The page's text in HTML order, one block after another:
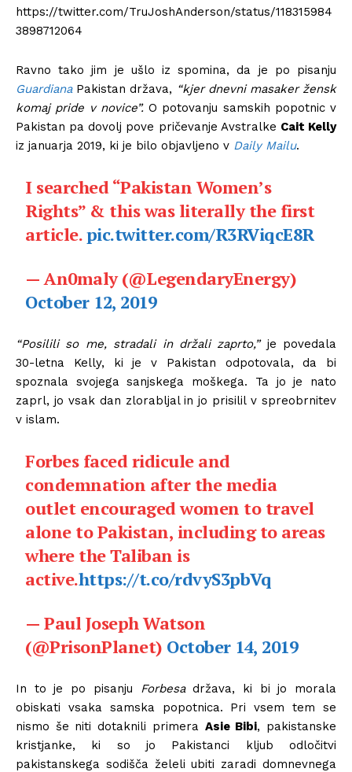
https://twitter.com/TruJoshAnderson/status/118315984
3898712064
Ravno tako jim je ušlo iz spomina, da je po pisanju
GuardianaPakistan država, “kjer dnevni masaker žensk
komaj pride v novice”. O potovanju samskih popotnic v
Pakistan pa dovolj pove pričevanje Avstralke Cait Kelly
iz januarja 2019, ki je bilo objavljeno v Daily Mailu.
I searched “Pakistan Women’s
Rights” & this was literally the first
article.pic.twitter.com/R3RViqcE8R
— An0maly (@LegendaryEnergy)
October 12, 2019
“Posilili so me, stradali in držali zaprto,”je povedala
30-letna Kelly, ki je v Pakistan odpotovala, da bi
spoznala svojega sanjskega moškega. Ta jo je nato
zaprl, jo vsak dan zlorabljal in jo prisilil v spreobrnitev
v islam.
Forbes faced ridicule and
condemnation after the media
outlet encouraged women to travel
alone to Pakistan, including to areas
where the Taliban is
active.https://t.co/rdvyS3pbVq
— Paul Joseph Watson
(@PrisonPlanet) October 14, 2019
In to je po pisanju Forbesadržava, ki bi jo morala
obiskati vsaka samska popotnica. Pri vsem tem se
nismo še niti dotaknili primera Asie Bibi, pakistanske
kristjanke, ki so jo Pakistanci kljub odločitvi
pakistanskega sodišča želeli ubiti zaradi domnevnega